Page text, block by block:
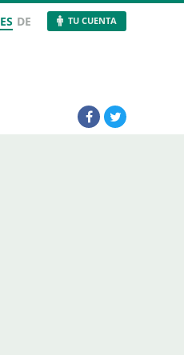
ES DE TU CUENTA